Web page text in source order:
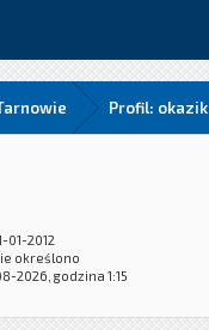
Profil: okazik
01-2012
określono
2026, godzina 1:15